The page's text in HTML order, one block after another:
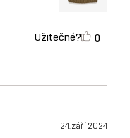
Užitečné? 0
24. září 2024